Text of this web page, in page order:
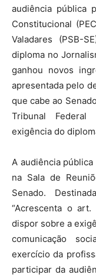
audiência pública
Constitucional
Valadares (PSB-
diploma no
ganhou novos
apresentada pelo
que cabe ao
Tribunal Federal
exigência do
A audiência pública
na Sala de
Senado.
“Acrescenta o
dispor sobre a
comunicação
exercício da
participar da